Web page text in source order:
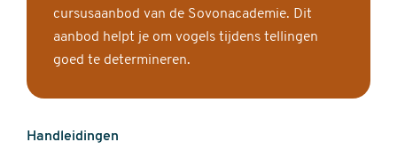
cursusaanbod van de Sovonacademie. Dit
aanbod helpt je om vogels tijdens tellingen
goed te determineren.
Handleidingen